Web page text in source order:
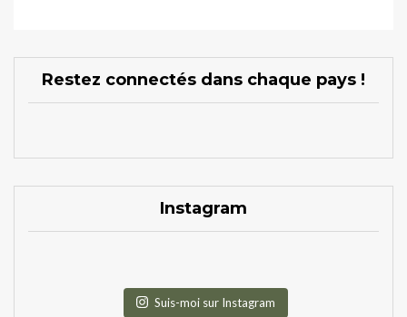
Restez connectés dans chaque pays !
Instagram
Suis-moi sur Instagram